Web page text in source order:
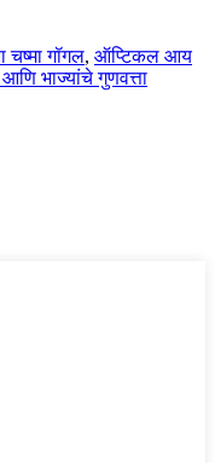
चष्मा गॉगल, ऑप्टिकल आय
भाज्यांचे गुणवत्ता